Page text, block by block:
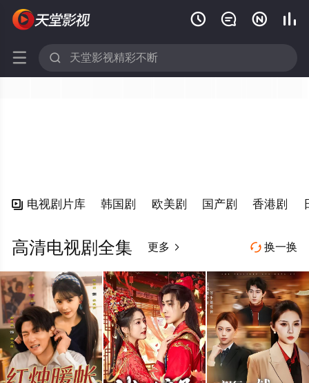
   
 
 电视剧片库 韩国剧 欧美剧 国产剧 香港剧
 换一换
高清电视剧全集 更多 